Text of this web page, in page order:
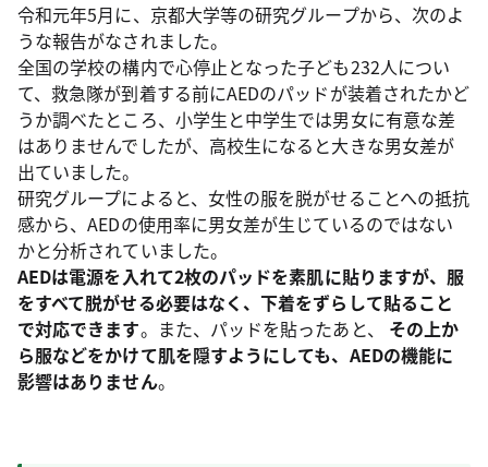
令和元年5月に、京都大学等の研究グループから、次のよ
うな報告がなされました。
全国の学校の構内で心停止となった子ども232人につい
て、救急隊が到着する前にAEDのパッドが装着されたかど
うか調べたところ、小学生と中学生では男女に有意な差
はありませんでしたが、高校生になると大きな男女差が
出ていました。
研究グループによると、女性の服を脱がせることへの抵抗
感から、AEDの使用率に男女差が生じているのではない
かと分析されていました。
AEDは電源を入れて2枚のパッドを素肌に貼りますが、服
をすべて脱がせる必要はなく、下着をずらして貼ること
で対応できます。また、パッドを貼ったあと、 その上か
ら服などをかけて肌を隠すようにしても、AEDの機能に
影響はありません。